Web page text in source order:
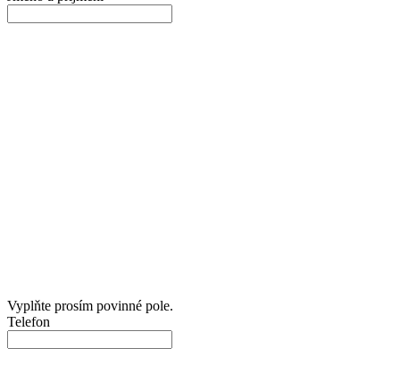
Vyplňte prosím povinné pole.
Telefon